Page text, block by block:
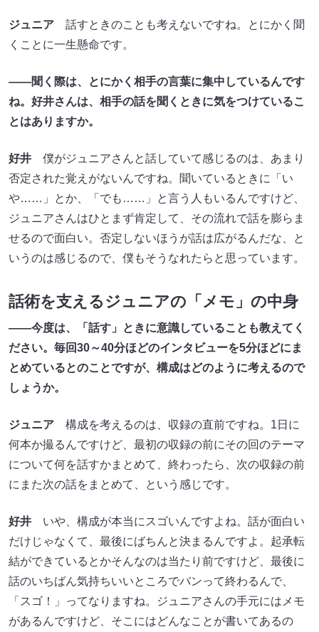
ジュニア 話すときのことも考えないですね。とにかく聞
くことに一生懸命です。
――聞く際は、とにかく相手の言葉に集中しているんです
ね。好井さんは、相手の話を聞くときに気をつけているこ
とはありますか。
好井 僕がジュニアさんと話していて感じるのは、あまり
否定された覚えがないんですね。聞いているときに「い
や……」とか、「でも……」と言う人もいるんですけど、
ジュニアさんはひとまず肯定して、その流れで話を膨らま
せるので面白い。否定しないほうが話は広がるんだな、と
いうのは感じるので、僕もそうなれたらと思っています。
話術を支えるジュニアの「メモ」の中身
――今度は、「話す」ときに意識していることも教えてく
ださい。毎回30～40分ほどのインタビューを5分ほどにま
とめているとのことですが、構成はどのように考えるので
しょうか。
ジュニア 構成を考えるのは、収録の直前ですね。1日に
何本か撮るんですけど、最初の収録の前にその回のテーマ
について何を話すかまとめて、終わったら、次の収録の前
にまた次の話をまとめて、という感じです。
好井 いや、構成が本当にスゴいんですよね。話が面白い
だけじゃなくて、最後にばちんと決まるんですよ。起承転
結ができているとかそんなのは当たり前ですけど、最後に
話のいちばん気持ちいいところでバンって終わるんで、
「スゴ！」ってなりますね。ジュニアさんの手元にはメモ
があるんですけど、そこにはどんなことが書いてあるの